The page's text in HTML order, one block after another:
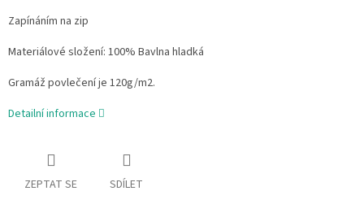
Zapínáním na zip
Materiálové složení: 100% Bavlna hladká
Gramáž povlečení je 120g/m2.
Detailní informace
ZEPTAT SE SDÍLET